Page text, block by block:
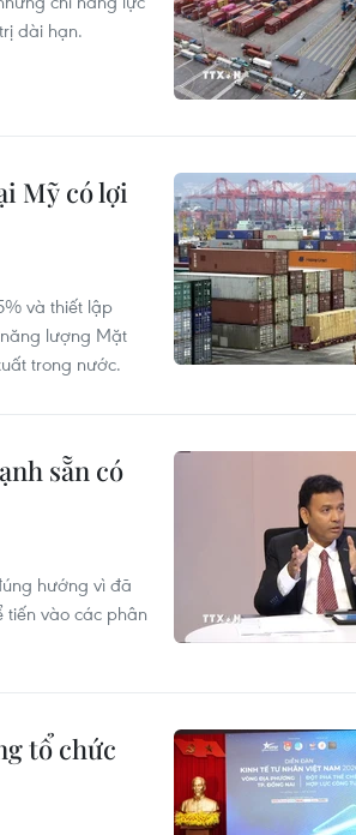
dài hạn.
Mỹ có lợi
và thiết lập
lượng Mặt
trong nước.
sẵn có
hướng vì đã
vào các phân
tổ chức